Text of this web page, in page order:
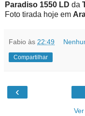
Paradiso 1550 LD da
Foto tirada hoje em
Fabio às 22:49
Compartilhar
‹